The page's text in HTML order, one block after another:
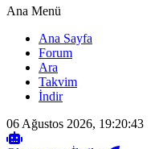
Ana Menü
Ana Sayfa
Forum
Ara
Takvim
İndir
06 Ağustos 2026, 19:20:43